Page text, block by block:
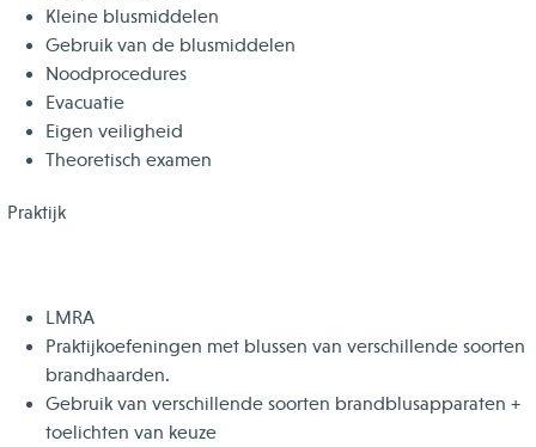
Kleine blusmiddelen
Gebruik van de blusmiddelen
Noodprocedures
Evacuatie
Eigen veiligheid
Theoretisch examen
Praktijk
LMRA
Praktijkoefeningen met blussen van verschillende soorten
brandhaarden.
Gebruik van verschillende soorten brandblusapparaten +
toelichten van keuze